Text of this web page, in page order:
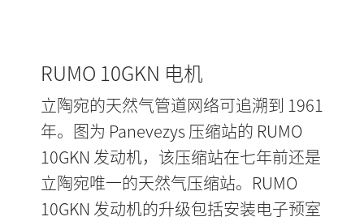
RUMO 10GKN 电机
立陶宛的天然气管道网络可追溯到 1961
年。图为 Panevezys 压缩站的 RUMO
10GKN 发动机，该压缩站在七年前还是
立陶宛唯一的天然气压缩站。RUMO
10GKN 发动机的升级包括安装电子预室